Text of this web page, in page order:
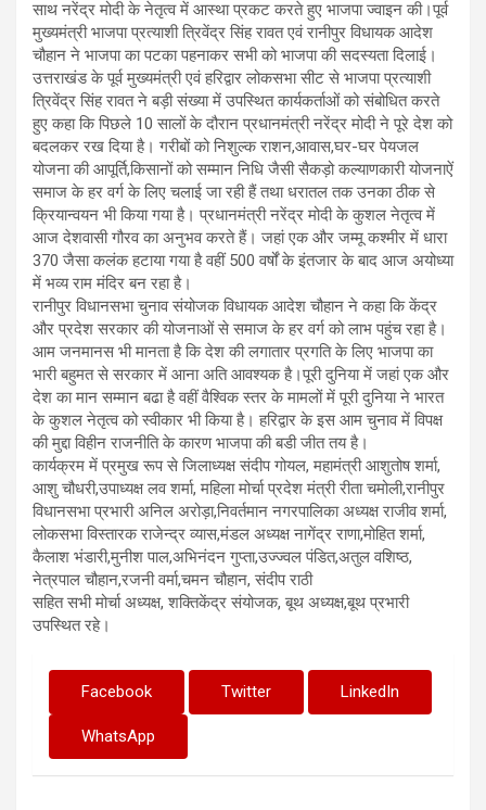
साथ नरेंद्र मोदी के नेतृत्व में आस्था प्रकट करते हुए भाजपा ज्वाइन की।पूर्व
मुख्यमंत्री भाजपा प्रत्याशी त्रिवेंद्र सिंह रावत एवं रानीपुर विधायक आदेश
चौहान ने भाजपा का पटका पहनाकर सभी को भाजपा की सदस्यता दिलाई।
उत्तराखंड के पूर्व मुख्यमंत्री एवं हरिद्वार लोकसभा सीट से भाजपा प्रत्याशी
त्रिवेंद्र सिंह रावत ने बड़ी संख्या में उपस्थित कार्यकर्ताओं को संबोधित करते
हुए कहा कि पिछले 10 सालों के दौरान प्रधानमंत्री नरेंद्र मोदी ने पूरे देश को
बदलकर रख दिया है। गरीबों को निशुल्क राशन,आवास,घर-घर पेयजल
योजना की आपूर्ति,किसानों को सम्मान निधि जैसी सैकड़ो कल्याणकारी योजनाऐं
समाज के हर वर्ग के लिए चलाई जा रही हैं तथा धरातल तक उनका ठीक से
क्रियान्वयन भी किया गया है। प्रधानमंत्री नरेंद्र मोदी के कुशल नेतृत्व में
आज देशवासी गौरव का अनुभव करते हैं। जहां एक और जम्मू कश्मीर में धारा
370 जैसा कलंक हटाया गया है वहीं 500 वर्षों के इंतजार के बाद आज अयोध्या
में भव्य राम मंदिर बन रहा है।
रानीपुर विधानसभा चुनाव संयोजक विधायक आदेश चौहान ने कहा कि केंद्र
और प्रदेश सरकार की योजनाओं से समाज के हर वर्ग को लाभ पहुंच रहा है।
आम जनमानस भी मानता है कि देश की लगातार प्रगति के लिए भाजपा का
भारी बहुमत से सरकार में आना अति आवश्यक है।पूरी दुनिया में जहां एक और
देश का मान सम्मान बढा है वहीं वैश्विक स्तर के मामलों में पूरी दुनिया ने भारत
के कुशल नेतृत्व को स्वीकार भी किया है। हरिद्वार के इस आम चुनाव में विपक्ष
की मुद्दा विहीन राजनीति के कारण भाजपा की बडी जीत तय है।
कार्यक्रम में प्रमुख रूप से जिलाध्यक्ष संदीप गोयल, महामंत्री आशुतोष शर्मा,
आशु चौधरी,उपाध्यक्ष लव शर्मा, महिला मोर्चा प्रदेश मंत्री रीता चमोली,रानीपुर
विधानसभा प्रभारी अनिल अरोड़ा,निवर्तमान नगरपालिका अध्यक्ष राजीव शर्मा,
लोकसभा विस्तारक राजेन्द्र व्यास,मंडल अध्यक्ष नागेंद्र राणा,मोहित शर्मा,
कैलाश भंडारी,मुनीश पाल,अभिनंदन गुप्ता,उज्ज्वल पंडित,अतुल वशिष्ठ,
नेत्रपाल चौहान,रजनी वर्मा,चमन चौहान, संदीप राठी
सहित सभी मोर्चा अध्यक्ष, शक्तिकेंद्र संयोजक, बूथ अध्यक्ष,बूथ प्रभारी
उपस्थित रहे।
Facebook Twitter LinkedIn
WhatsApp